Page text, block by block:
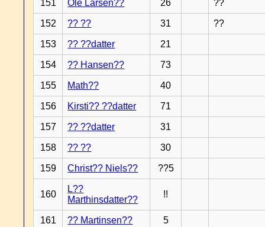
151 Ole Larsen?? 26 ??
152 ?? ?? 31 ??
153 ?? ??datter 21
154 ?? Hansen?? 73
155 Math?? 40
156 Kirsti?? ??datter 71
157 ?? ??datter 31
158 ?? ?? 30
159 Christ?? Niels?? ??5
160
L??
Marthinsdatter??
!!
161 ?? Martinsen?? 5